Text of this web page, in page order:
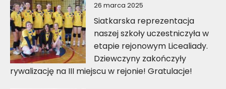
26 marca 2025
Siatkarska reprezentacja
naszej szkoły uczestniczyła w
etapie rejonowym Licealiady.
Dziewczyny zakończyły
rywalizację na III miejscu w rejonie! Gratulacje!